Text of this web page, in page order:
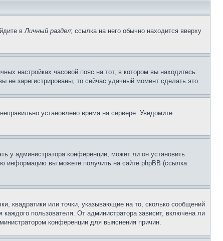
вЛичный раздел; ссылка на него обычно находится вверху
настройках часовой пояс на тот, в котором вы находитесь:
не зарегистрированы, то сейчас удачный момент сделать это.
установлено время на сервере. Уведомите
у администратора конференции, может ли он установить
информацию вы можете получить на сайте phpBB (ссылка
квадратики или точки, указывающие на то, сколько сообщений
пользователя. От администратора зависит, включена ли
конференции для выяснения причин.